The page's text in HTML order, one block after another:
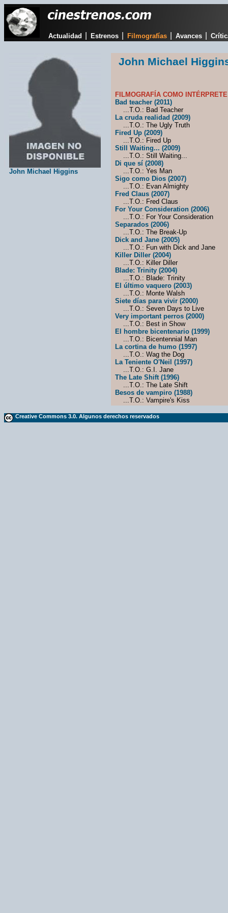
Actualidad Estrenos Filmografías Avances
John Michael Higgins
John Michael
FILMOGRAFÍA COMO
Bad teacher (2011)
...T.O.: Bad Teacher
La cruda realidad (2009)
...T.O.: The Ugly Truth
Fired Up (2009)
...T.O.: Fired Up
Still Waiting... (2009)
...T.O.: Still Waiting...
Di que sí (2008)
...T.O.: Yes Man
Sigo como Dios (2007)
...T.O.: Evan Almighty
Fred Claus (2007)
...T.O.: Fred Claus
For Your Consideration (2006)
...T.O.: For Your Consideration
Separados (2006)
...T.O.: The Break-Up
Dick and Jane (2005)
...T.O.: Fun with Dick and Jane
Killer Diller (2004)
...T.O.: Killer Diller
Blade: Trinity (2004)
...T.O.: Blade: Trinity
El último vaquero (2003)
...T.O.: Monte Walsh
Siete días para vivir (2000)
...T.O.: Seven Days to Live
Very important perros (2000)
...T.O.: Best in Show
El hombre bicentenario (1999)
...T.O.: Bicentennial Man
La cortina de humo (1997)
...T.O.: Wag the Dog
La Teniente O'Neil (1997)
...T.O.: G.I. Jane
The Late Shift (1996)
...T.O.: The Late Shift
Besos de vampiro (1988)
...T.O.: Vampire's Kiss
Creative Commons 3.0. Algunos derechos reservados